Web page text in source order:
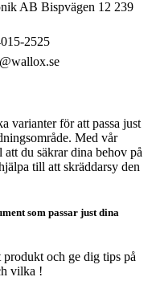
AB Bispvägen 12 239
2525
varianter för att passa just
Med vår
du säkrar dina behov på
till att skräddarsy den
som passar just dina
och ge dig tips på
vilka !